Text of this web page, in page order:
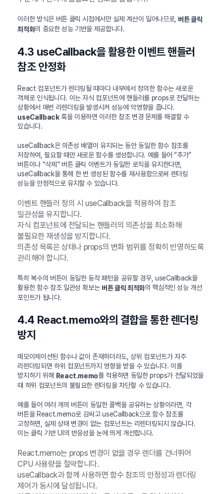
이러한 방식은 버튼 클릭 시점에서만 실제 계산이 일어나므로, 버튼 클릭
최적화의 중요한 성능 기반을 제공합니다.
4.3 useCallback을 활용한 이벤트 핸들러
참조 안정화
React 컴포넌트가 렌더링될 때마다 내부에서 정의한 함수는 새로운
객체로 인식됩니다. 이는 자식 컴포넌트에 핸들러를 props로 전달하는
상황에서 매번 리렌더링을 발생시켜 성능에 악영향을 줍니다.
useCallback훅을 이용하면 이러한 참조 변경 문제를 해결할 수
있습니다.
useCallback은 의존성 배열이 유지되는 동안 동일한 함수 참조를
저장하여, 필요할 때만 새로운 함수를 생성합니다. 예를 들어 “추가”
버튼이나 “삭제” 버튼 클릭 이벤트가 동일한 로직을 유지한다면,
useCallback을 통해 한 번 생성된 함수를 재사용함으로써 렌더링
성능을 안정적으로 유지할 수 있습니다.
이벤트 핸들러 정의 시 useCallback을 적용하여 참조
일관성을 유지합니다.
자식 컴포넌트에 전달되는 핸들러의 의존성을 최소화해
불필요한 재생성을 방지합니다.
의존성 목록은 상태나 props의 변화 범위를 정확히 반영하도록
관리해야 합니다.
특히 복수의 버튼이 동일한 동작 패턴을 공유할 경우, useCallback을
활용한 함수 참조 일관성 확보는 버튼 클릭 최적화의 핵심적인 성능 개선
포인트가 됩니다.
4.4 React.memo와의 결합을 통한 렌더링
방지
메모이제이션된 함수나 값이 존재하더라도, 상위 컴포넌트가 자주
리렌더링되면 하위 컴포넌트까지 영향을 받을 수 있습니다. 이를
방지하기 위해 React.memo를 적용하면 동일한 props가 전달되었을
때 하위 컴포넌트의 불필요한 렌더링을 차단할 수 있습니다.
예를 들어 여러 개의 버튼이 동일한 콜백을 공유하는 상황이라면, 각
버튼을 React.memo로 감싸고 useCallback으로 함수 참조를
고정하면, 실제 상태 변경이 없는 컴포넌트는 리렌더링되지 않습니다.
이는 클릭 기반 UI의 반응성을 눈에 띄게 개선합니다.
React.memo는 props 변경이 없을 경우 렌더를 건너뛰어
CPU 사용량을 절약합니다.
useCallback과 함께 사용하면 함수 참조의 안정성과 렌더링
제어가 동시에 달성됩니다.